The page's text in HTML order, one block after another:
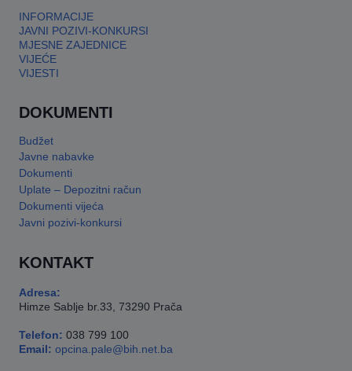
INFORMACIJE
JAVNI POZIVI-KONKURSI
MJESNE ZAJEDNICE
VIJEĆE
VIJESTI
DOKUMENTI
Budžet
Javne nabavke
Dokumenti
Uplate – Depozitni račun
Dokumenti vijeća
Javni pozivi-konkursi
KONTAKT
Adresa:
Himze Sablje br.33, 73290 Prača
Telefon: 038 799 100
Email: opcina.pale@bih.net.ba